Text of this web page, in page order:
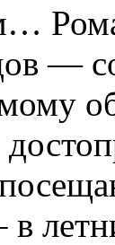
—
в